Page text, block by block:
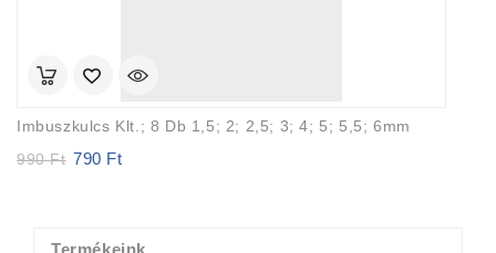
Imbuszkulcs Klt.; 8 Db 1,5; 2; 2,5; 3; 4; 5; 5,5; 6mm
990Ft Original
790 Ft
Termékeink